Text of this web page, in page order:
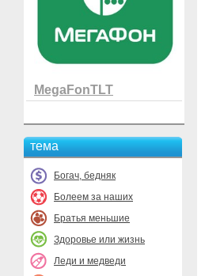
MegaFonTLT
тема
Богач, бедняк
Болеем за наших
Братья меньшие
Здоровье или жизнь
Леди и медведи